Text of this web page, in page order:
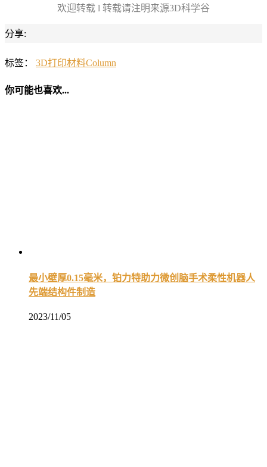
欢迎转载 l 转载请注明来源3D科学谷
分享:
标签： 3D打印材料Column
你可能也喜欢...
最小壁厚0.15毫米，铂力特助力微创脑手术柔性机器人
先端结构件制造
2023/11/05